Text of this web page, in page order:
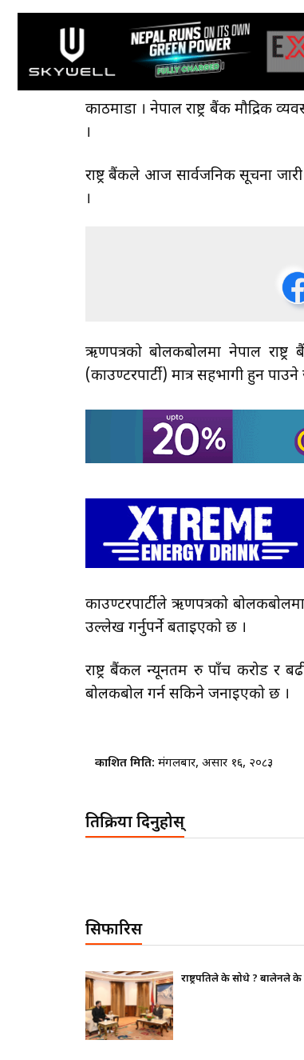
काठमाडौँ । नेपाल राष्ट्र बैंक मौद्रिक
।
राष्ट्र बैंकले आज सार्वजनिक सूचना
।
ऋणपत्रको बोलकबोलमा नेपाल राष्ट्र
(काउण्टरपार्टी) मात्र सहभागी हुन
काउण्टरपार्टीले ऋणपत्रको
उल्लेख गर्नुपर्ने बताइएको छ ।
राष्ट्र बैंकल न्यूनतम रु पाँच करोड र
बोलकबोल गर्न सकिने जनाइएको छ ।
प्रकाशित मिति: मंगलबार, असार १६, २०८३
प्रतिक्रिया दिनुहोस्
सिफारिस
भाइचारा खलबलाउने कुनै